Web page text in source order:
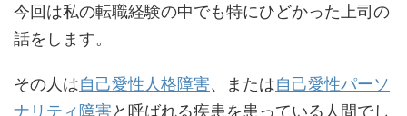
今回は私の転職経験の中でも特にひどかった上司の
話をします。
その人は自己愛性人格障害、または自己愛性パーソ
ナリティ障害と呼ばれる疾患を患っている人間でし